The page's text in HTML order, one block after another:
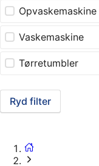
Opvaskemaskine
Vaskemaskine
Tørretumbler
Ryd filter